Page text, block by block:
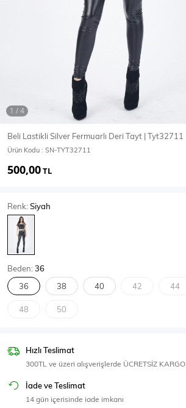
Mont & Kaban
T-Shirt
Body
SPOR GİYİM
Eşofman Üstü
Beli Lastikli Silver Fermuarlı Deri Tayt | Tyt32711
Ürün Kodu : SN-TYT32711
500,00TL
Renk:Siyah
Beden:36
36 38 40 42 44
48 50
Hızlı Teslimat
300TL ve üzeri alışverişlerde ÜCRETSİZ KARGO
İade ve Teslimat
14 gün içerisinde iade imkanı